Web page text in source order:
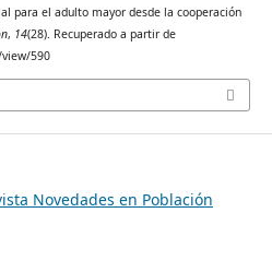
para el adulto mayor desde la cooperación
, 14(28). Recuperado a partir de
590
Novedades en Población